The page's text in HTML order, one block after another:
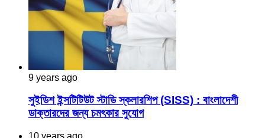
9 years ago
সুইডিশ ইন্সটিটিউট স্টাডি স্কলারশিপ (SISS) : বাংলাদেশী
ডাক্তারদের জন্য চমৎকার সুযোগ
10 years ago